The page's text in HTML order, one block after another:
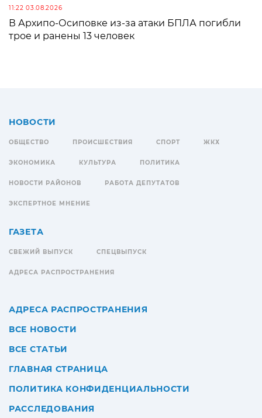
11:22 03.08.2026
В Архипо-Осиповке из-за атаки БПЛА погибли
трое и ранены 13 человек
НОВОСТИ
ОБЩЕСТВО ПРОИСШЕСТВИЯ СПОРТ ЖКХ
ЭКОНОМИКА КУЛЬТУРА ПОЛИТИКА
НОВОСТИ РАЙОНОВ РАБОТА ДЕПУТАТОВ
ЭКСПЕРТНОЕ МНЕНИЕ
ГАЗЕТА
СВЕЖИЙ ВЫПУСК СПЕЦВЫПУСК
АДРЕСА РАСПРОСТРАНЕНИЯ
АДРЕСА РАСПРОСТРАНЕНИЯ
ВСЕ НОВОСТИ
ВСЕ СТАТЬИ
ГЛАВНАЯ СТРАНИЦА
ПОЛИТИКА КОНФИДЕНЦИАЛЬНОСТИ
РАССЛЕДОВАНИЯ